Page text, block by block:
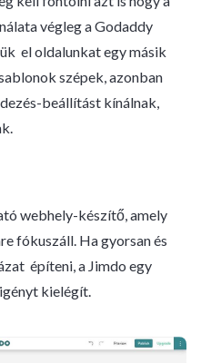
végleg a Godaddy
el oldalunkat egy másik
szépek, azonban
beállítást kínálnak,
webhely-készítő, amely
fókuszáll. Ha gyorsan és
építeni, a Jimdo egy
kielégít.